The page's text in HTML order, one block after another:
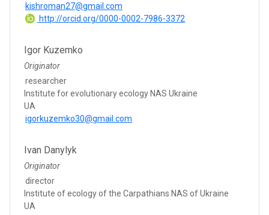
kishroman27@gmail.com
http://orcid.org/0000-0002-7986-3372
Igor Kuzemko
Originator
researcher
Institute for evolutionary ecology NAS Ukraine
UA
igorkuzemko30@gmail.com
Ivan Danylyk
Originator
director
Institute of ecology of the Carpathians NAS of Ukraine
UA